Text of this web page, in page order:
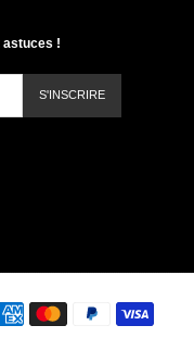
astuces !
S'INSCRIRE